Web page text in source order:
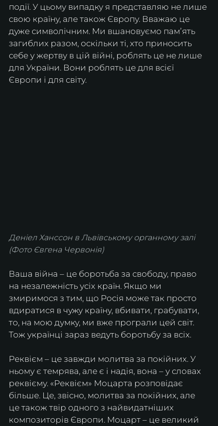
події. У цьому випадку я представляю не лише
свою країну, але також Європу. Вважаю це
дуже символічним. Ми вшановуємо памʼять
загиблих разом, оскільки ті, хто приносить
себе у жертву в цій війні, роблять це не лише
для України. Вони роблять це для всієї
Європи і для світу.
Деніел Ханссон в Львівському органному залі
(Фото Євгена Червонія)
Ваша війна – це боротьба за свободу, право
на незалежність усіх країн. Якщо ми
змиримося з тим, що Росія може так просто
вдиратися в чужу країну, вбивати, грабувати,
то, на мою думку, ми вже програли цей світ.
Тож українці зараз ведуть боротьбу за всіх.
Реквієм – це завжди молитва за покійних. У
ньому є темрява, але є і надія, вона – у словах
реквієму. «Реквієм» Моцарта розповідає
більше. Це, звісно, молитва за покійних, але
це також твір одного з найвидатніших
композиторів Європи. Моцарт – це великий